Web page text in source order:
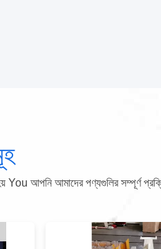
You আপনি আমাদের পণ্যগুলির সম্পূর্ণ